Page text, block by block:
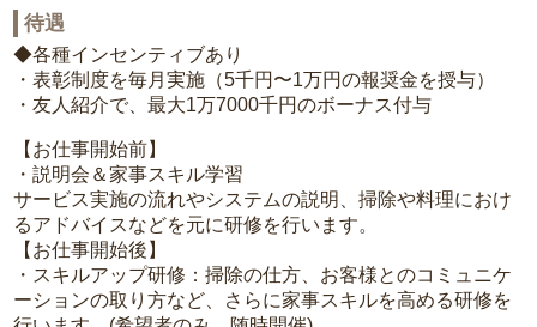
待遇
◆各種インセンティブあり
・表彰制度を毎月実施（5千円〜1万円の報奨金を授与）
・友人紹介で、最大1万7000千円のボーナス付与
【お仕事開始前】
・説明会＆家事スキル学習
サービス実施の流れやシステムの説明、掃除や料理におけ
るアドバイスなどを元に研修を行います。
【お仕事開始後】
・スキルアップ研修：掃除の仕方、お客様とのコミュニケ
ーションの取り方など、さらに家事スキルを高める研修を